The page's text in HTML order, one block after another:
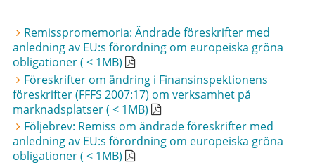
Remisspromemoria: Ändrade föreskrifter med
anledning av EU:s förordning om europeiska gröna
obligationer ( < 1MB)
Föreskrifter om ändring i Finansinspektionens
föreskrifter (FFFS 2007:17) om verksamhet på
marknadsplatser ( < 1MB)
Följebrev: Remiss om ändrade föreskrifter med
anledning av EU:s förordning om europeiska gröna
obligationer ( < 1MB)